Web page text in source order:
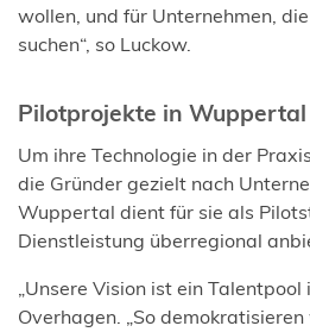
wollen, und für Unternehmen,
suchen“, so Luckow.
Pilotprojekte in
Um ihre Technologie in der
die Gründer gezielt nach
Wuppertal dient für sie als
Dienstleistung überregional
„Unsere Vision ist ein
Overhagen. „So